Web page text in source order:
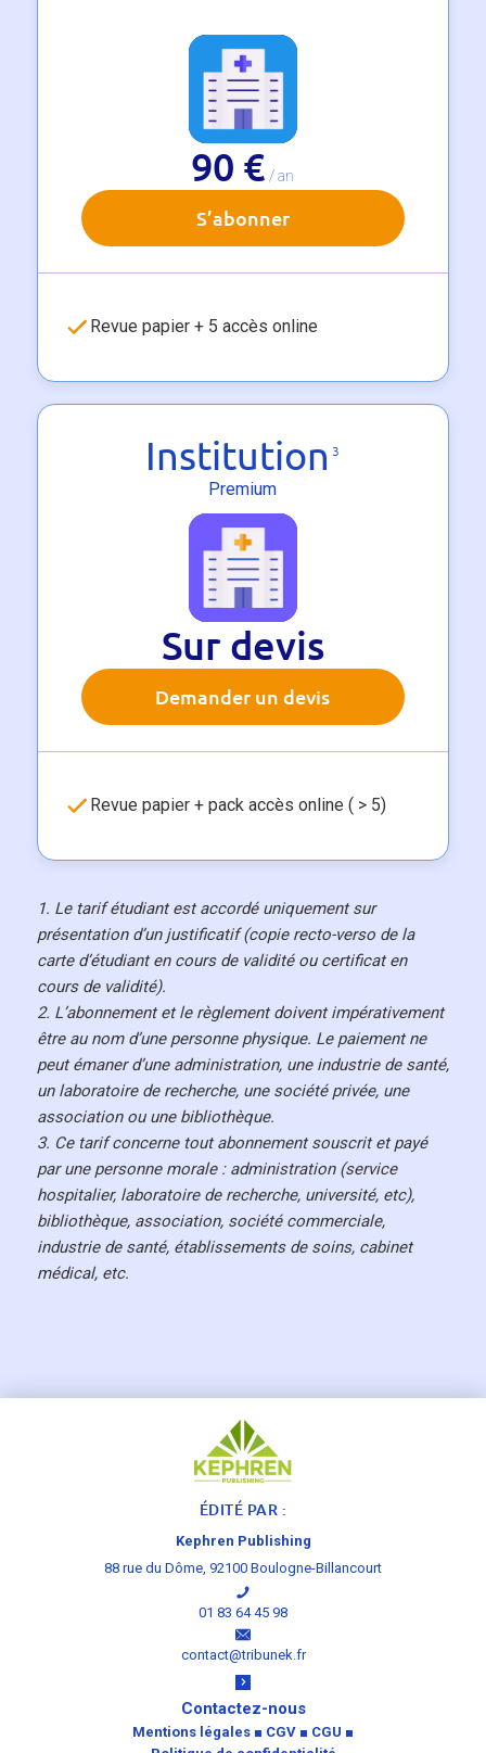
90 € / an
S’abonner
Revue papier + 5 accès online
Institution 3
Premium
Sur devis
Demander un devis
Revue papier + pack accès online ( > 5)
1. Le tarif étudiant est accordé uniquement sur
présentation d’un justificatif (copie recto-verso de la
carte d’étudiant en cours de validité ou certificat en
cours de validité).
2. L’abonnement et le règlement doivent impérativement
être au nom d’une personne physique. Le paiement ne
peut émaner d’une administration, une industrie de santé,
un laboratoire de recherche, une société privée, une
association ou une bibliothèque.
3. Ce tarif concerne tout abonnement souscrit et payé
par une personne morale : administration (service
hospitalier, laboratoire de recherche, université, etc),
bibliothèque, association, société commerciale,
industrie de santé, établissements de soins, cabinet
médical, etc.
ÉDITÉ PAR :
Kephren Publishing
88 rue du Dôme, 92100 Boulogne-Billancourt
01 83 64 45 98
contact@tribunek.fr
Contactez-nous
Mentions légales ■ CGV ■ CGU ■